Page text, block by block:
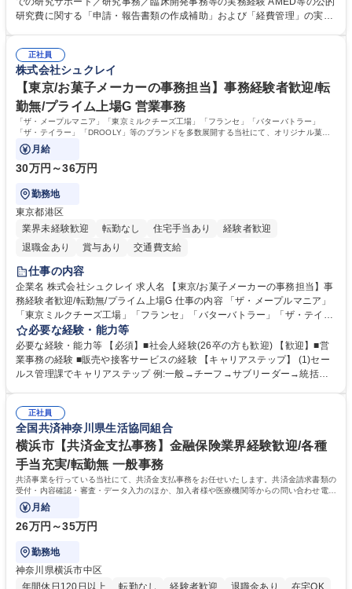
SOP等の整備・版管理・保管 ■研究開発の進捗・タイムライン・予算執行
集職種 研究事務【フルリモート・時短勤務可】
研究費に関する「申請・報告書類の作成補助」および「経費管理」の実務
き方について】フルリモートやハイブリッド勤務、時短勤務など個々のラ
イフスタイルに応じた柔軟な働き方が可能です。育児や介護との両立も応
援します。 学歴・資格 学歴：大学院 大学 語学力： 資格：
正社員
株式会社シュクレイ
【東京/お菓子メーカーの事務担当】事務経験者歓迎/転
勤無/プライム上場G 営業事務
「ザ・メープルマニア」「東京ミルクチーズ工場」「フランセ」「バターバトラー」
「ザ・テイラー」「DROOLY」等のブランドを多数展開する当社にて、オリジナル菓子
ブランド商品の事務業務をお任せいたします。
月給
30万円～36万円
勤務地
東京都港区
業界未経験歓迎
転勤なし 住宅手当あり
経験者歓迎
退職金あり
賞与あり 交通費支給
仕事の内容
企業名 株式会社シュクレイ 求人名 【東京/お菓子メーカーの事務担当】事
務経験者歓迎/転勤無/プライム上場G 仕事の内容 「ザ・メープルマニア」
「東京ミルクチーズ工場」「フランセ」「バターバトラー」「ザ・テイラ
ー」「DROOLY」等のブランドを多数展開する当社にて、オリジナル菓子
ブランド商品の事務業務をお任せいたします。 【具体的な業務内容】 ■店
舗からの発注受付/PC入力業務 ■受電対応(社内/社外) ■商品のマスター登
録 ■日々の売上抽出・報告 ■提携企業への書類送付業務 ■契約書管理業務
必要な経験・能力等
必要な経験・能力等 【必須】■社会人経験(26卒の方も歓迎) 【歓迎】■営
業事務の経験 ■販売や接客サービスの経験 【キャリアステップ】 (1)セー
ルス管理課でキャリアステップ 例:一般→チーフ→サブリーダー→統括リ
や個別面談を通してご自身のキャリアと向き合っていただき、会社として
もバックアップしていきます。 学歴・資格 学歴：大学院 大学 高専 短大
専修学校 高校 語学力： 資格：
正社員
全国共済神奈川県生活協同組合
横浜市【共済金支払事務】金融保険業界経験歓迎/各種
手当充実/転勤無 一般事務
共済事業を行っている当社にて、共済金支払事務をお任せいたします。共済金請求書類の
受付・内容確認・審査・データ入力のほか、加入者様や医療機関等からの問い合わせ電話
対応や書類発送等を担当します。
月給
26万円～35万円
勤務地
神奈川県横浜市中区
年間休日120日以上
転勤なし 経験者歓迎 退職金あり
在宅OK